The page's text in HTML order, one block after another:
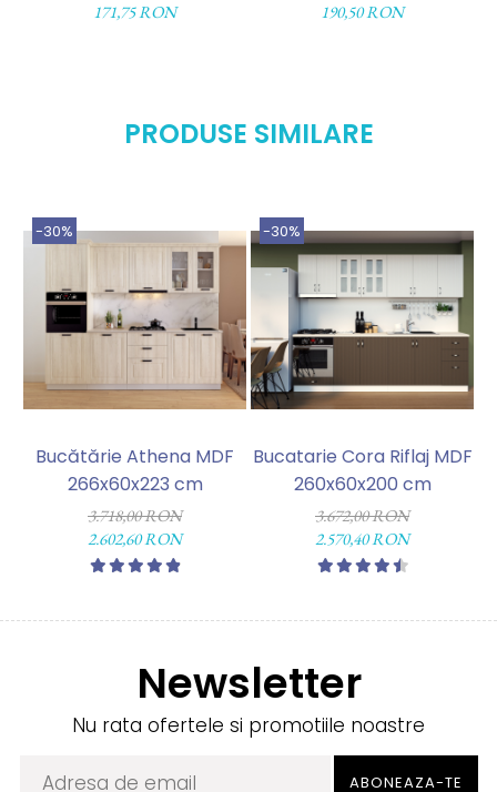
171,75 RON
190,50 RON
PRODUSE SIMILARE
-30%
Bucătărie Athena MDF
266x60x223 cm
3.718,00 RON
2.602,60 RON
-30%
Bucatarie Cora Riflaj MDF
260x60x200 cm
3.672,00 RON
2.570,40 RON
Newsletter
Nu rata ofertele si promotiile noastre